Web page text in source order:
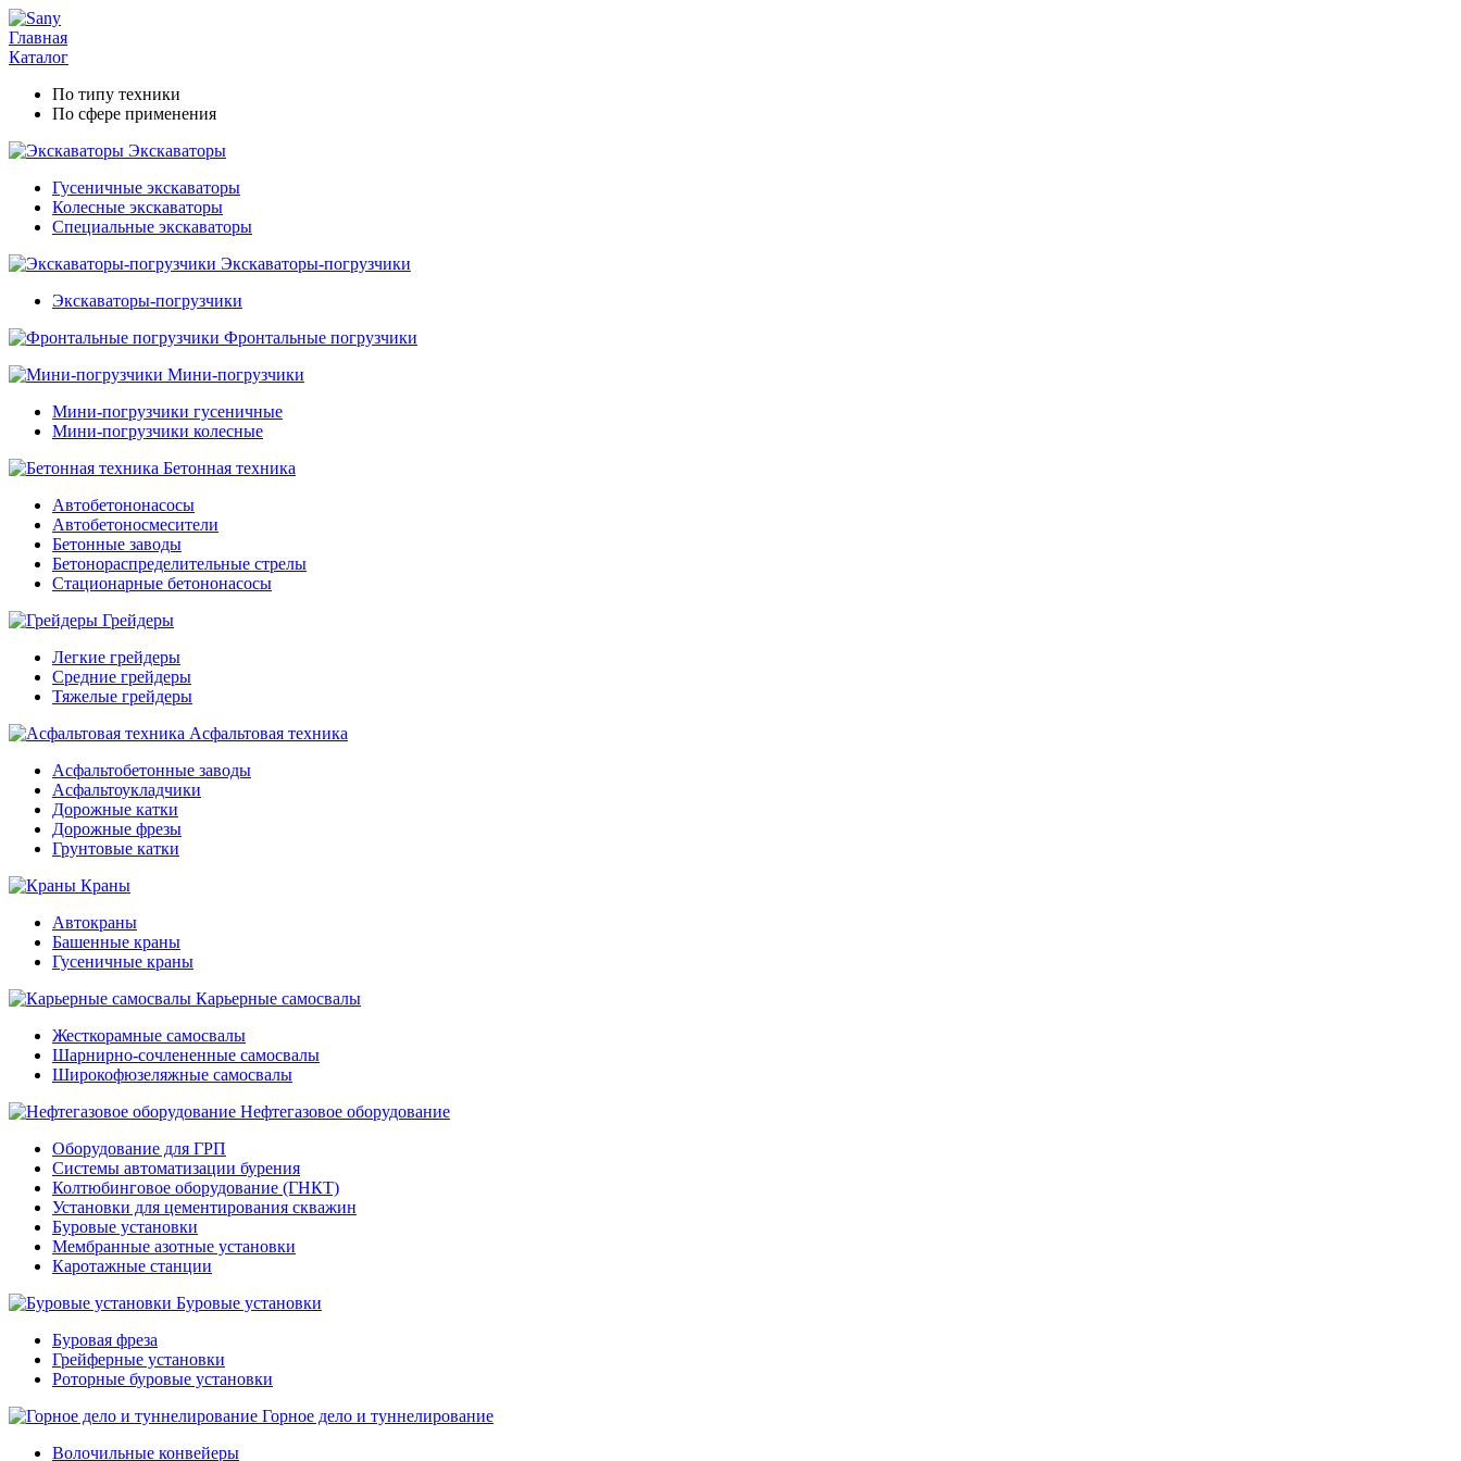
Главная
Каталог
По типу техники
По сфере применения
Экскаваторы
Гусеничные экскаваторы
Колесные экскаваторы
Специальные экскаваторы
Экскаваторы-погрузчики
Экскаваторы-погрузчики
Фронтальные погрузчики
Мини-погрузчики
Мини-погрузчики гусеничные
Мини-погрузчики колесные
Бетонная техника
Автобетононасосы
Автобетоносмесители
Бетонные заводы
Бетонораспределительные стрелы
Стационарные бетононасосы
Грейдеры
Легкие грейдеры
Средние грейдеры
Тяжелые грейдеры
Асфальтовая техника
Асфальтобетонные заводы
Асфальтоукладчики
Дорожные катки
Дорожные фрезы
Грунтовые катки
Краны
Автокраны
Башенные краны
Гусеничные краны
Карьерные самосвалы
Жесткорамные самосвалы
Шарнирно-сочлененные самосвалы
Широкофюзеляжные самосвалы
Нефтегазовое оборудование
Оборудование для ГРП
Системы автоматизации бурения
Колтюбинговое оборудование (ГНКТ)
Установки для цементирования скважин
Буровые установки
Мембранные азотные установки
Каротажные станции
Буровые установки
Буровая фреза
Грейферные установки
Роторные буровые установки
Горное дело и туннелирование
Волочильные конвейеры